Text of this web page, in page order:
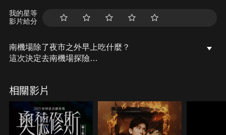
我的星等
影片給分
南機場除了夜市之外早上吃什麼？
這次決定去南機場探險
這次心得就是，叫無名的都很好吃？
除了晚上的夜市外，早上也是驚喜連連
南機場早上探險達成！
歡迎饕客先收成口袋名單啦！
相關影片